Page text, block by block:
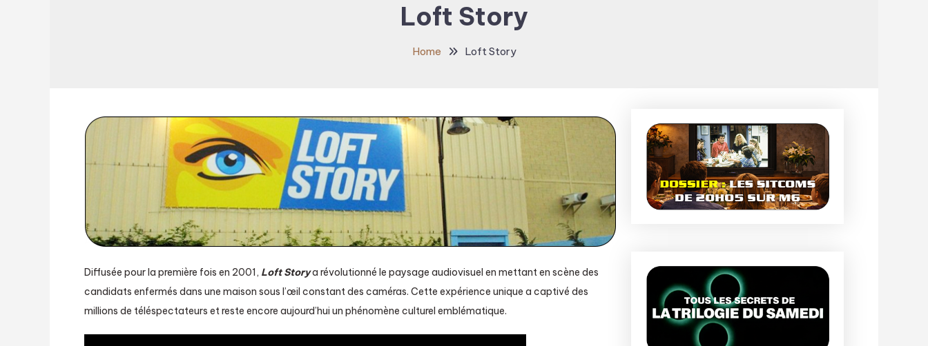
Loft Story
Home Loft Story
Diffusée pour la première fois en 2001, Loft Storya révolutionné le paysage audiovisuel en mettant en scène des
candidats enfermés dans une maison sous l’œil constant des caméras. Cette expérience unique a captivé des
millions de téléspectateurs et reste encore aujourd’hui un phénomène culturel emblématique.